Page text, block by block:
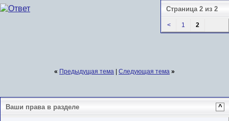
Страница 2 из 2
< 1 2
« Предыдущая тема Следующая тема »
Ваши права в разделе ^